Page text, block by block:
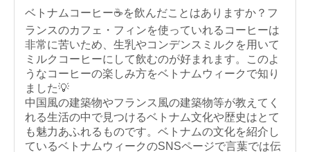
ベトナムコーヒー☕️を飲んだことはありますか？フ
ランスのカフェ・フィンを使っていれるコーヒーは
非常に苦いため、生乳やコンデンスミルクを用いて
ミルクコーヒーにして飲むのが好まれます。このよ
うなコーヒーの楽しみ方をベトナムウィークで知り
ました💡
中国風の建築物やフランス風の建築物等が教えてく
れる生活の中で見つけるベトナム文化や歴史はとて
も魅力あふれるものです。ベトナムの文化を紹介し
ているベトナムウィークのSNSページで言葉では伝